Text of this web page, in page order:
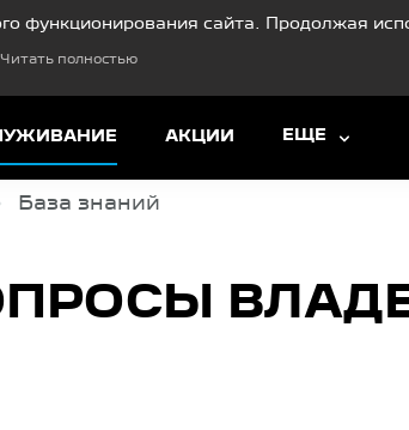
функционирования сайта. Продолжая
Читать полностью
АКЦИИ ЕЩЕ
База знаний